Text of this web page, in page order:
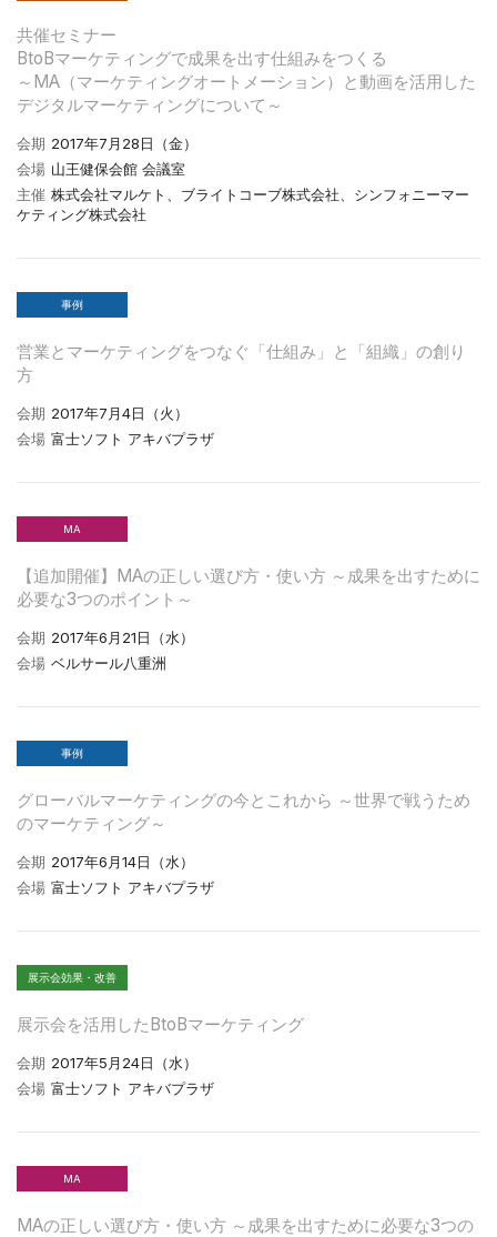
共催セミナー
BtoBマーケティングで成果を出す仕組みをつくる
～MA（マーケティングオートメーション）と動画を活用した
デジタルマーケティングについて～
会期 2017年7月28日（金）
会場 山王健保会館 会議室
主催 株式会社マルケト、ブライトコーブ株式会社、シンフォニーマー
ケティング株式会社
事例
営業とマーケティングをつなぐ「仕組み」と「組織」の創り
方
会期 2017年7月4日（火）
会場 富士ソフト アキバプラザ
MA
【追加開催】MAの正しい選び方・使い方 ～成果を出すために
必要な3つのポイント～
会期 2017年6月21日（水）
会場 ベルサール八重洲
事例
グローバルマーケティングの今とこれから ～世界で戦うため
のマーケティング～
会期 2017年6月14日（水）
会場 富士ソフト アキバプラザ
展示会効果・改善
展示会を活用したBtoBマーケティング
会期 2017年5月24日（水）
会場 富士ソフト アキバプラザ
MA
MAの正しい選び方・使い方 ～成果を出すために必要な3つの